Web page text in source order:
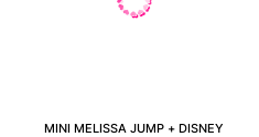
MINI MELISSA JUMP + DISNEY